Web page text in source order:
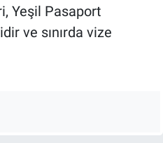
Yeşil Pasaport
ve sınırda vize